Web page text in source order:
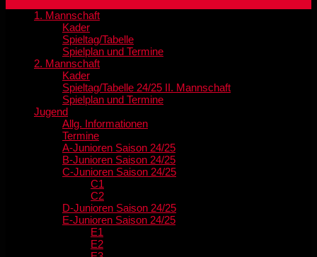
1. Mannschaft
Kader
Spieltag/Tabelle
Spielplan und Termine
2. Mannschaft
Kader
Spieltag/Tabelle 24/25 II. Mannschaft
Spielplan und Termine
Jugend
Allg. Informationen
Termine
A-Junioren Saison 24/25
B-Junioren Saison 24/25
C-Junioren Saison 24/25
C1
C2
D-Junioren Saison 24/25
E-Junioren Saison 24/25
E1
E2